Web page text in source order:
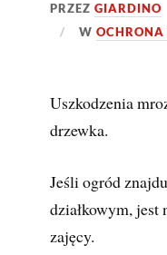
PRZEZGIARDINO
W
Uszkodzenia
drzewka.
Jeśli ogród
działkowym,
zajęcy.